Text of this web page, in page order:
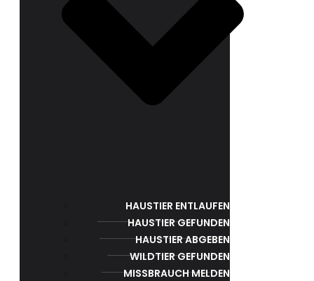
HAUSTIER ENTLAUFEN
HAUSTIER GEFUNDEN
HAUSTIER ABGEBEN
WILDTIER GEFUNDEN
MISSBRAUCH MELDEN